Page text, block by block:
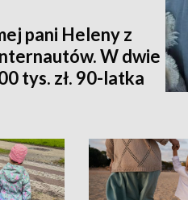
pani Heleny z
W dwie
tys. zł. 90-latka